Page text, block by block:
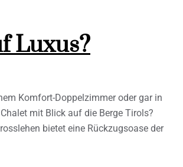
Luxus?
Komfort-Doppelzimmer oder gar in
mit Blick auf die Berge Tirols?
bietet eine Rückzugsoase der